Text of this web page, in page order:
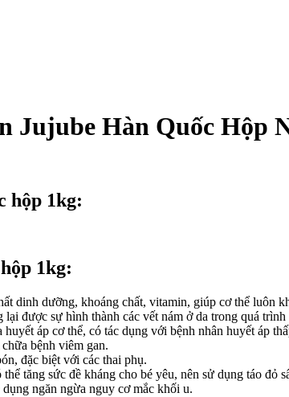
Jujube Hàn Quốc Hộp
hộp 1kg:
1kg:
dinh dưỡng, khoáng chất, vitamin, giúp cơ thể luôn
được sự hình thành các vết nám ở da trong quá trình
áp cơ thể, có tác dụng với bệnh nhân huyết áp
bệnh viêm gan.
đặc biệt với các thai phụ.
tăng sức đề kháng cho bé yêu, nên sử dụng táo đỏ
ngăn ngừa nguy cơ mắc khối u.